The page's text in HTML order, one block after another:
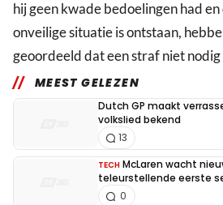
hij geen kwade bedoelingen had
onveilige situatie is ontstaan,
geoordeeld dat een straf niet nodig
MEEST GELEZEN
Dutch GP maakt
volkslied bekend
13
TECH McLaren wacht
teleurstellende eerste
0